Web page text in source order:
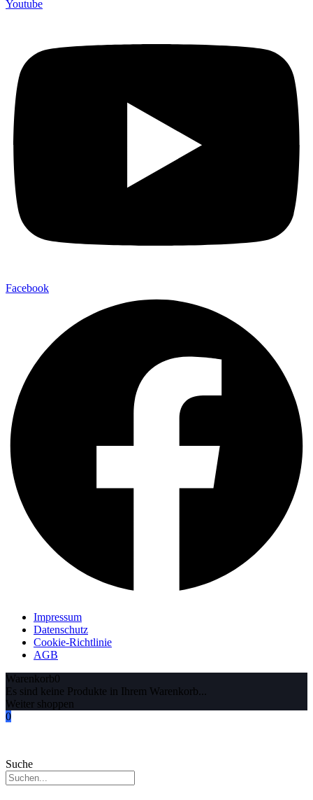
Youtube
Facebook
Impressum
Datenschutz
Cookie-Richtlinie
AGB
Warenkorb0
Es sind keine Produkte in Ihrem Warenkorb...
Weiter shoppen
0
Suche